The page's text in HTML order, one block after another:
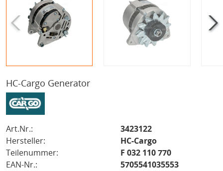
HC-Cargo Generator
Art.Nr.:
3423122
Hersteller:
HC-Cargo
Teilenummer:
F 032 110 770
EAN-Nr.:
5705541035553